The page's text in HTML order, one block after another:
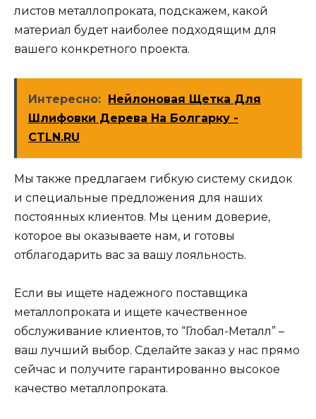
листов металлопроката, подскажем, какой
материал будет наиболее подходящим для
вашего конкретного проекта.
Интересно: Нейлоновая Щетка Для
Шлифовки Дерева На Болгарку -
CTLN.RU
Мы также предлагаем гибкую систему скидок
и специальные предложения для наших
постоянных клиентов. Мы ценим доверие,
которое вы оказываете нам, и готовы
отблагодарить вас за вашу лояльность.
Если вы ищете надежного поставщика
металлопроката и ищете качественное
обслуживание клиентов, то “Глобал-Металл” –
ваш лучший выбор. Сделайте заказ у нас прямо
сейчас и получите гарантированно высокое
качество металлопроката.